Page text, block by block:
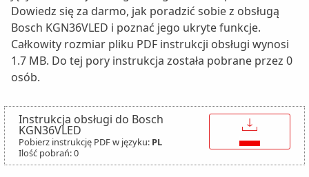
Dowiedz się za darmo, jak poradzić sobie z obsługą
Bosch KGN36VLED i poznać jego ukryte funkcje.
Całkowity rozmiar pliku PDF instrukcji obsługi wynosi
1.7 MB. Do tej pory instrukcja została pobrane przez 0
osób.
Instrukcja obsługi do Bosch
KGN36VLED
Pobierz instrukcję PDF w języku: PL
Ilość pobrań: 0
↓